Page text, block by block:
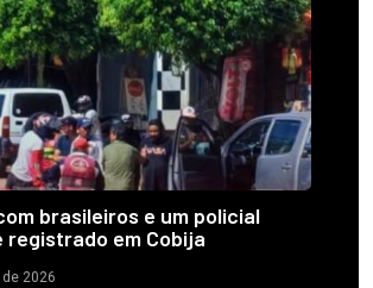
brasileiros e um policial
registrado em Cobija
2026